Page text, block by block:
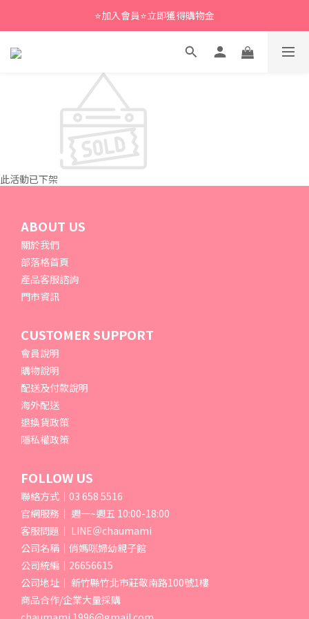
⭐加入會員⭐立即獲得購物金
此活動已下架
ABOUT US
關於我們
部落格首頁
產品客服諮詢
門市資訊
CUSTOMER SUPPORT
會員說明
購物說明
配送及付款說明
海外配送
退換貨政策
隱私權政策
FOLLOW US
聯絡方式｜03 658 5516
官網服務｜ 週一~週五 10:00-18:00
客服問題｜ LINE＠chaumami
公司名稱｜俏媽咪婦幼親子館
公司統編｜26656615
公司地址｜ 新竹縣竹北市莊敬南路100號1樓
商品合作/企業大量採購